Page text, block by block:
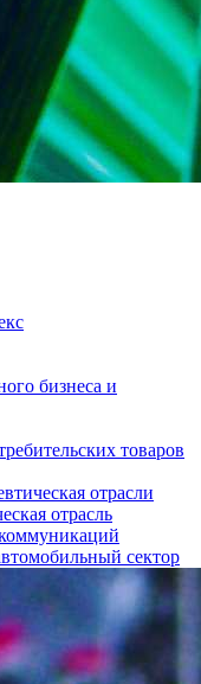
бизнеса и
товаров
отрасли
отрасль
сектор